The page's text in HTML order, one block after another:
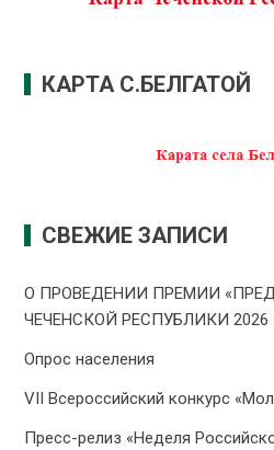
КАРТА С.БЕЛГАТОЙ
СВЕЖИЕ ЗАПИСИ
О ПРОВЕДЕНИИ ПРЕMИИ
ЧЕЧЕНСКОЙ РЕСПУБЛИКИ 2026
Опрос населения
VII Всероссийский конкурс
Пресс-релиз «Неделя